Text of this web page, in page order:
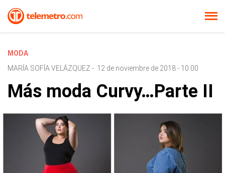
MODA
MARÍA SOFÍA VELÁZQUEZ - 12 de noviembre de 2018 - 10:00
Más moda Curvy…Parte II